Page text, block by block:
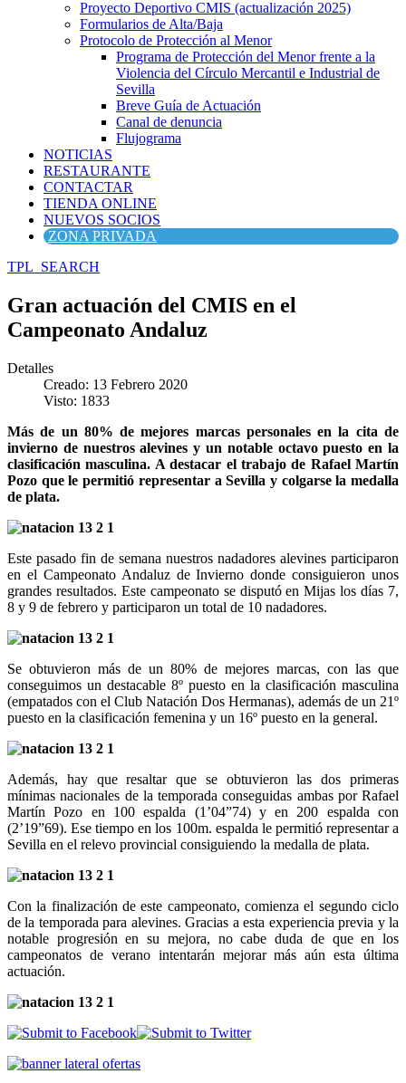
Proyecto Deportivo CMIS (actualización 2025)
Formularios de Alta/Baja
Protocolo de Protección al Menor
Programa de Protección del Menor frente a la
Violencia del Círculo Mercantil e Industrial de
Sevilla
Breve Guía de Actuación
Canal de denuncia
Flujograma
NOTICIAS
RESTAURANTE
CONTACTAR
TIENDA ONLINE
NUEVOS SOCIOS
ZONA PRIVADA
TPL_SEARCH
Gran actuación del CMIS en el
Campeonato Andaluz
Detalles
Creado: 13 Febrero 2020
Visto: 1833
Más de un 80% de mejores marcas personales en la cita de
invierno de nuestros alevines y un notable octavo puesto en la
clasificación masculina. A destacar el trabajo de Rafael Martín
Pozo que le permitió representar a Sevilla y colgarse la medalla
de plata.
Este pasado fin de semana nuestros nadadores alevines participaron
en el Campeonato Andaluz de Invierno donde consiguieron unos
grandes resultados. Este campeonato se disputó en Mijas los días 7,
8 y 9 de febrero y participaron un total de 10 nadadores.
Se obtuvieron más de un 80% de mejores marcas, con las que
conseguimos un destacable 8º puesto en la clasificación masculina
(empatados con el Club Natación Dos Hermanas), además de un 21º
puesto en la clasificación femenina y un 16º puesto en la general.
Además, hay que resaltar que se obtuvieron las dos primeras
mínimas nacionales de la temporada conseguidas ambas por Rafael
Martín Pozo en 100 espalda (1’04”74) y en 200 espalda con
(2’19”69). Ese tiempo en los 100m. espalda le permitió representar a
Sevilla en el relevo provincial consiguiendo la medalla de plata.
Con la finalización de este campeonato, comienza el segundo ciclo
de la temporada para alevines. Gracias a esta experiencia previa y la
notable progresión en su mejora, no cabe duda de que en los
campeonatos de verano intentarán mejorar más aún esta última
actuación.